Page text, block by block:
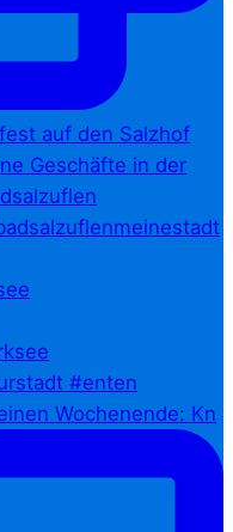
Wochenende: Kn